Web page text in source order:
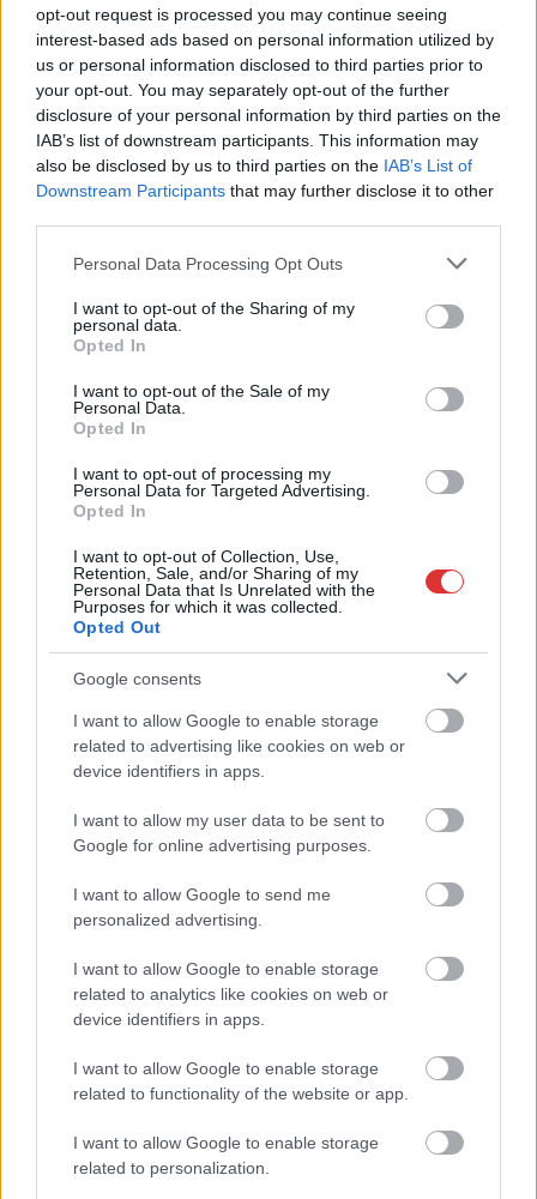
opt-out request is processed you may continue seeing
interest-based ads based on personal information utilized by
us or personal information disclosed to third parties prior to
your opt-out. You may separately opt-out of the further
disclosure of your personal information by third parties on the
IAB’s list of downstream participants. This information may
also be disclosed by us to third parties on the IAB’s List of
Downstream Participants that may further disclose it to other
Please note that this website/app uses one or more Google
not limited to your visit or usage behaviour. You may click to
grant or deny consent to Google and its third-party tags to
use your data for below specified purposes in below Google
consent section.
Personal Data Processing Opt Outs
I want to opt-out of the Sharing of my
personal data.
Opted In
I want to opt-out of the Sale of my
Personal Data.
Opted In
I want to opt-out of processing my
Personal Data for Targeted Advertising.
Opted In
I want to opt-out of Collection, Use,
Retention, Sale, and/or Sharing of my
Personal Data that Is Unrelated with the
Purposes for which it was collected.
Opted Out
Google consents
I want to allow Google to enable storage
related to advertising like cookies on web or
device identifiers in apps.
I want to allow my user data to be sent to
Google for online advertising purposes.
I want to allow Google to send me
personalized advertising.
I want to allow Google to enable storage
related to analytics like cookies on web or
device identifiers in apps.
I want to allow Google to enable storage
related to functionality of the website or app.
I want to allow Google to enable storage
related to personalization.
2025.04.02. Kiss Lajos
Egyetlen ítélet, rögtön
öt helyreigazítási
tétellel, mindet a Hír TV
terjesztette napokon
keresztül Magyar
Péterről, ám most
kiderült, hogy
gyakorlatilag egyetlen
megnyert sajtópere a TISZA Párt a Fidesz-propaganda által
folyamatosan támadott vezérének.
TOVÁBB OLVASOM
Magyar Péter,média,per,támadás ,tisza párt
Kiskorú diákjával szexcsetelt a tanár, ám
váratlanul gyorsan lezárták a nyomozást… a
fideszes városvezető fia ellen
2024.09.23.
Bár a tanár úr egy 13
éves diákjával
szexchatelt, teljes
eljárást hagyta félbe, a
rendőrség pedig a
nyomozást zárta le
viharos sebességgel a gyermekvédelem jegyében.
fideszes városvezető fia, az iskolaigazgató pedig szintén egy
fideszes városvezető.
,botrány , , , kiskorú
, tanár